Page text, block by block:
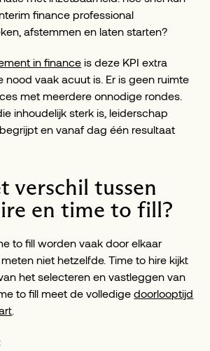
finance professional
afstemmen en laten starten?
in finance is deze KPI extra
nood vaak acuut is. Er is geen ruimte
met meerdere onnodige rondes.
inhoudelijk sterk is, leiderschap
en vanaf dag één resultaat
verschil tussen
en time to fill?
to fill worden vaak door elkaar
niet hetzelfde. Time to hire kijkt
het selecteren en vastleggen van
to fill meet de volledigedoorlooptijd